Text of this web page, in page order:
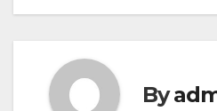
By